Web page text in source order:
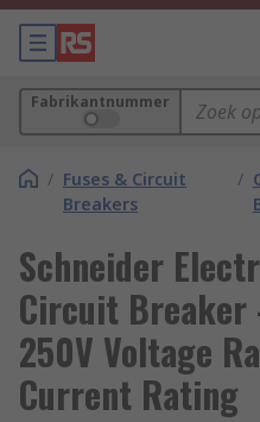
Fabrikantnummer
/ Fuses & Circuit
Breakers
/
Schneider
Circuit Breaker
250V Voltage
Current Rating